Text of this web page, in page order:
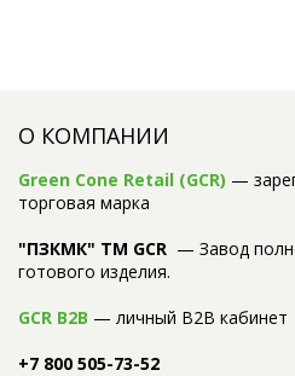
О КОМПАНИИ
Green Cone Retail (GCR) —
торговая марка
"ПЗКМК" TM GCR — Завод
готового изделия.
GCR B2B — личный B2B кабинет
+7 800 505-73-52